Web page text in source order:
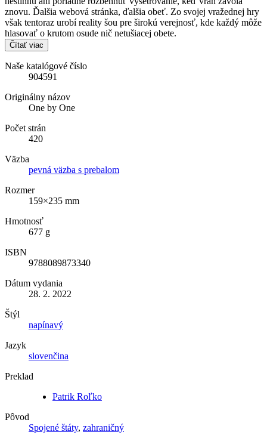
znovu. Ďalšia webová stránka, ďalšia obeť. Zo svojej vražednej hry
však tentoraz urobí reality šou pre širokú verejnosť, kde každý môže
hlasovať o krutom osude nič netušiacej obete.
Čítať viac
Naše katalógové číslo
904591
Originálny názov
One by One
Počet strán
420
Väzba
pevná väzba s prebalom
Rozmer
159×235 mm
Hmotnosť
677 g
ISBN
9788089873340
Dátum vydania
28. 2. 2022
Štýl
napínavý
Jazyk
slovenčina
Preklad
Patrik Roľko
Pôvod
Spojené štáty, zahraničný